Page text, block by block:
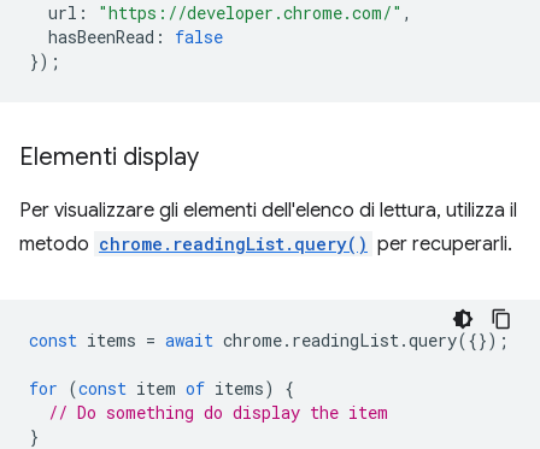
url : "https://developer.chrome.com/" ,
hasBeenRead :
false
});
Elementi display
Per visualizzare gli elementi dell'elenco di lettura, utilizza il
metodo chrome.readingList.query() per recuperarli.
const items = await chrome. readingList .query({});
for (const item of items)
{
// Do something do display the item
}